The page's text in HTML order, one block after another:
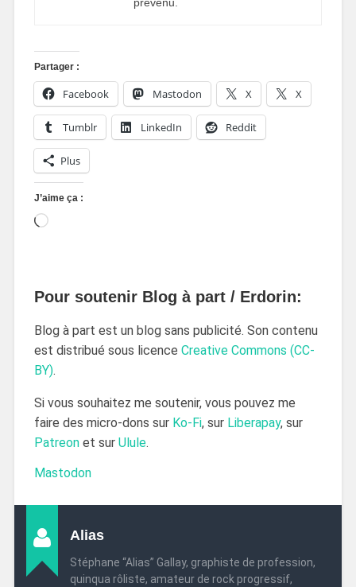
Partager :
Facebook Mastodon X X
Tumblr LinkedIn Reddit
Plus
J’aime ça :
Pour soutenir Blog à part / Erdorin:
Blog à part est un blog sans publicité. Son contenu
est distribué sous licence Creative Commons (CC-
BY).
Si vous souhaitez me soutenir, vous pouvez me
faire des micro-dons sur Ko-Fi, sur Liberapay, sur
Patreonet sur Ulule.
Mastodon
Alias
Stéphane “Alias” Gallay, graphiste de profession,
quinqua rôliste, amateur de rock progressif,